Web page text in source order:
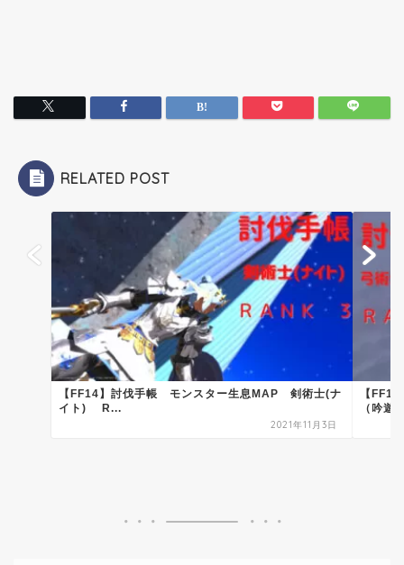
RELATED POST
【FF14】討伐手帳 モンスター生息MAP 剣術士(ナ
イト) R...
2021年11月3日
【
（吟